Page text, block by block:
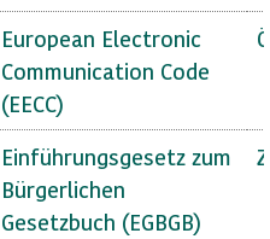
European Electronic
Communication Code
(EECC)
Einführungsgesetz zum
Bürgerlichen
Gesetzbuch (EGBGB)